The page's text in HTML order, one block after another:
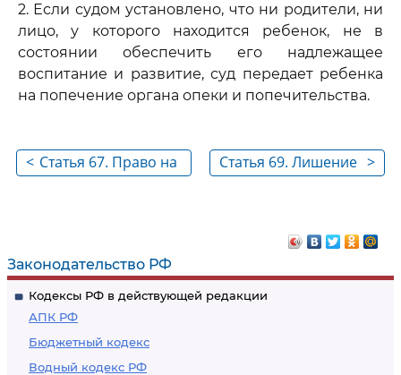
Законодательство РФ
Кодексы РФ в действующей редакции
АПК РФ
Бюджетный кодекс
Водный кодекс РФ
2. Если судом установлено, что ни родители, ни
лицо, у которого находится ребенок, не в
состоянии обеспечить его надлежащее
воспитание и развитие, суд передает ребенка
на попечение органа опеки и попечительства.
< Статья 67. Право на
родственников
>
Статья 69. Лишение